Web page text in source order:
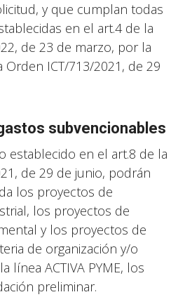
y que cumplan todas
en el art.4 de la
de 23 de marzo, por la
Orden ICT/713/2021, de 29
subvencionables
establecido en el art.8 de la
de 29 de junio, podrán
los proyectos de
los proyectos de
y los proyectos de
de organización y/o
línea ACTIVA PYME, los
preliminar.